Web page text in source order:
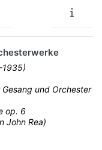
1935)
und Orchester
op. 6
John Rea)